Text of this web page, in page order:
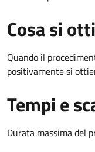
Cosa si
Quando il
positivamente si
Tempi e
Durata massima del